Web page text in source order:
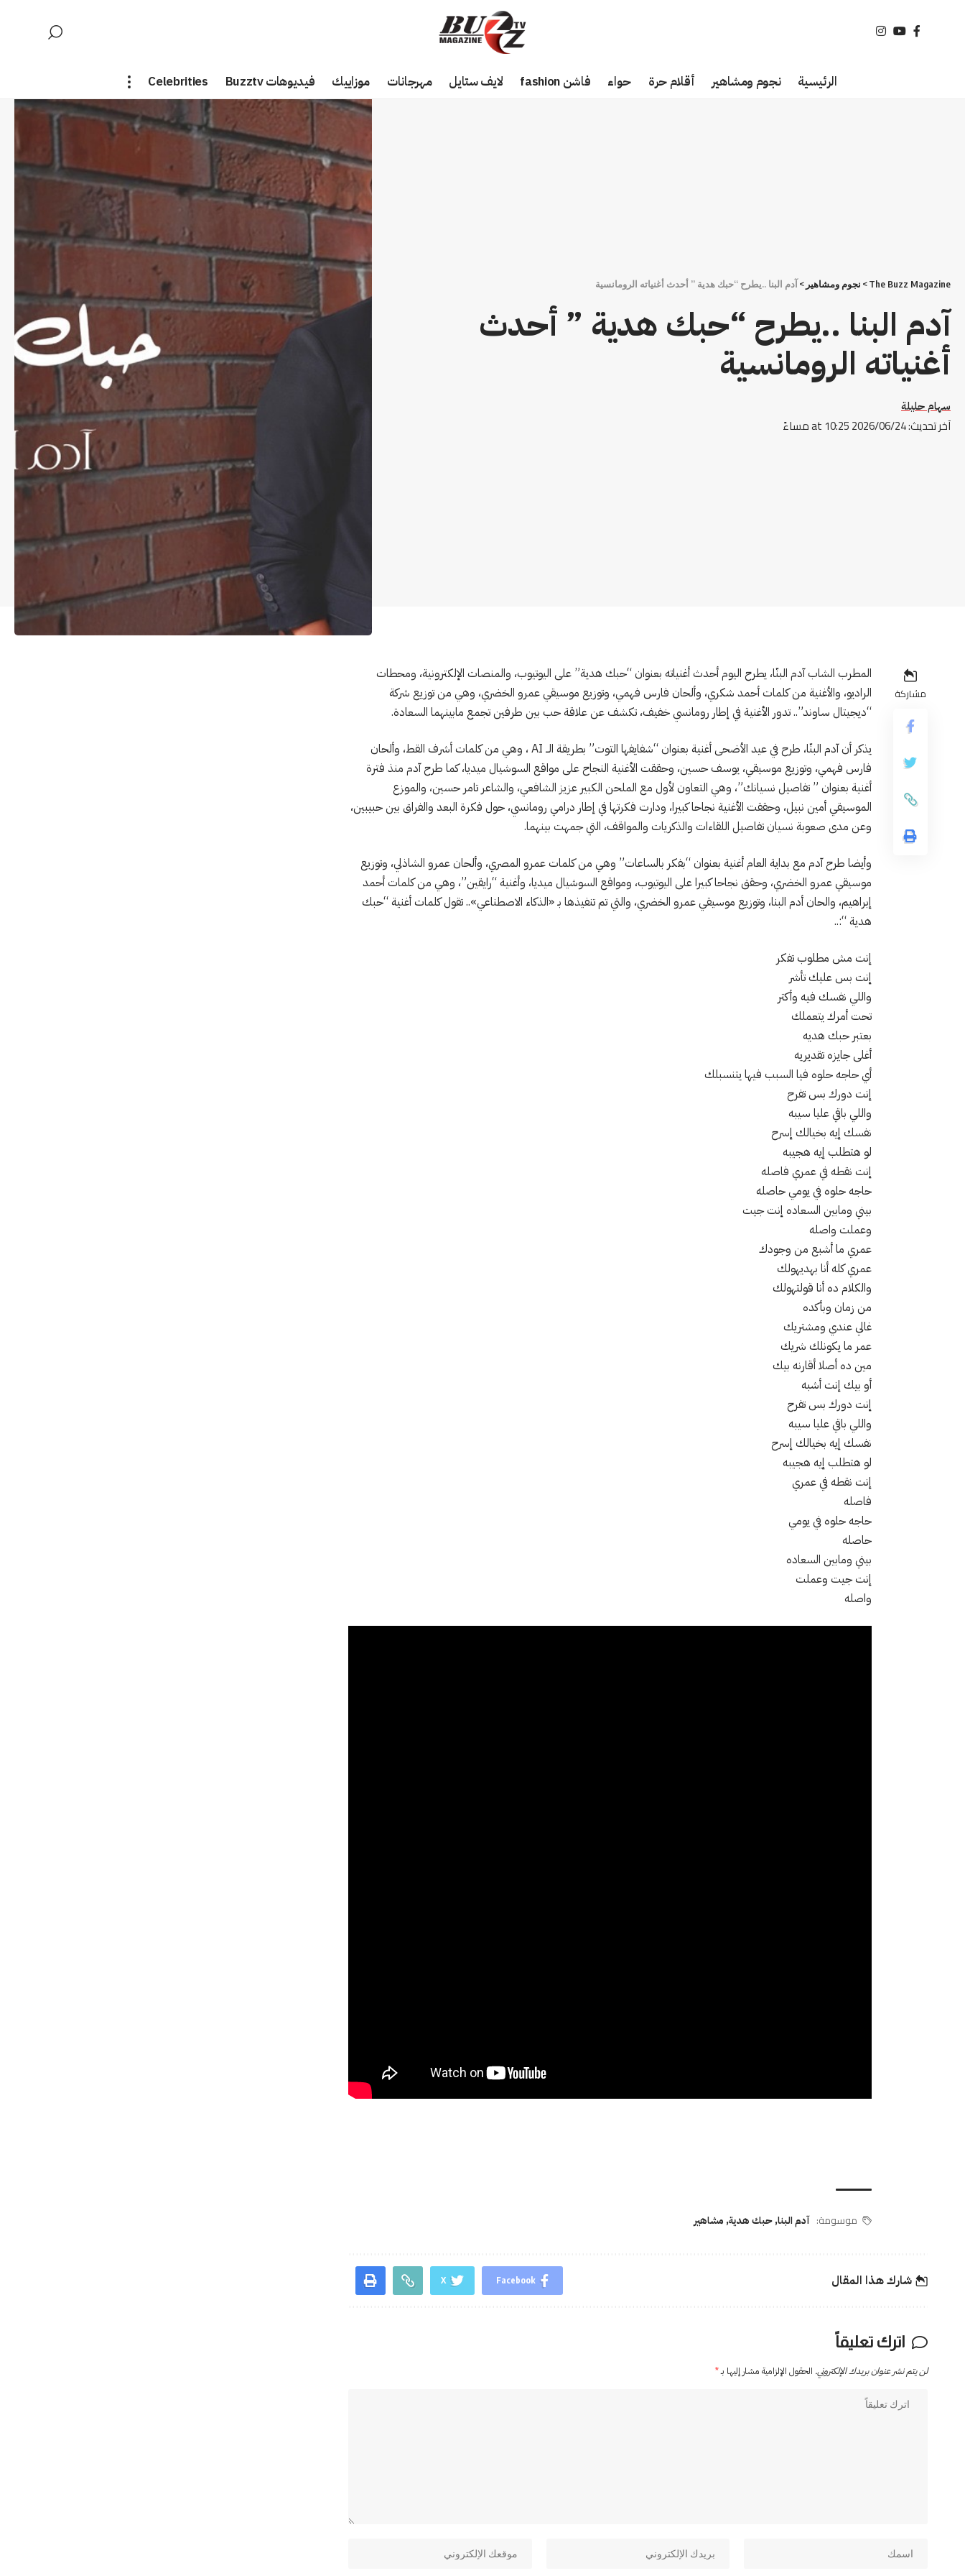
الرئيسية نجوم ومشاهير أقلام حرة حواء فاشن fashion لايف ستايل مهرجانات موزاييك فيديوهات Buzztv Celebrities
The Buzz Magazine
> نجوم ومشاهير > آدم البنا ..يطرح “حبك هدية ” أحدث أغنياته الرومانسية
آدم البنا ..يطرح “حبك هدية ” أحدث
أغنياته الرومانسية
آخر تحديث: 2026/06/24 at 10:25 مساءً
سهام حليلة
مشاركة
المطرب الشاب آدم البنّا، يطرح اليوم أحدث أغنياته بعنوان “حبك هدية” على اليوتيوب، والمنصات الإلكترونية، ومحطات
الراديو، والأغنية من كلمات أحمد شكري، وألحان فارس فهمي، وتوزيع موسيقي عمرو الخضري، وهي من توزيع شركة
“ديجيتال ساوند”.. تدور الأغنية في إطار رومانسي خفيف، تكشف عن علاقة حب بين طرفين تجمع مابينهما السعادة.
يذكر أن آدم البنّا، طرح في عيد الأضحى أغنية بعنوان “شفايفها التوت” بطريقة الــ AI ، وهي من كلمات أشرف القط، وألحان
فارس فهمي، وتوزيع موسيقي، يوسف حسين، وحققت الأغنية النجاح على مواقع السوشيال ميديا، كما طرح آدم منذ فترة
أغنية بعنوان ” تفاصيل نسيانك”، وهي التعاون لأول مع الملحن الكبير عزيز الشافعي، والشاعر تامر حسين، والموزع
الموسيقي أمين نبيل، وحققت الأغنية نجاحا كبيرا، ودارت فكرتها في إطار درامي رومانسي، حول فكرة البعد والفراق بين حبيبين،
وعن مدى صعوبة نسيان تفاصيل اللقاءات والذكريات والمواقف، التي جمهت بينهما.
وأيضا طرح آدم مع بداية العام أغنية بعنوان “بفكر بالساعات” وهي من كلمات عمرو المصري، وألحان عمرو الشاذلي، وتوزيع
موسيقي عمرو الخضري، وحقق نجاحا كبيرا على اليوتيوب، ومواقع السوشيال ميديا، وأغنية “رايقين”، وهي من كلمات أحمد
إبراهيم، والحان أدم البنا، وتوزيع موسيقي عمرو الخضري، والتي تم تنفيذها بـ «الذكاء الاصطناعي».. تقول كلمات أغنية “حبك
هدية “:..
إنت مش مطلوب تفكر
إنت بس عليك تأشر
واللي نفسك فيه وأكتر
تحت أمرك يتعملك
بعتبر حبك هديه
أغلى جايزه تقديريه
أي حاجه حلوه فيا السبب فيها يتنسبلك
إنت دورك بس تفرح
واللي باقي عليا سيبه
نفسك إيه بخيالك إسرح
لو هتطلب إيه هجيبه
إنت نقطه في عمري فاصله
حاجه حلوه في يومي حاصله
بيني ومابين السعاده إنت جيت
وعملت واصله
عمري ما أشبع من وجودك
عمري كله أنا بهديهولك
والكلام ده أنا قولتهولك
من زمان وبأكده
غالي عندي ومشتريك
عمر ما يكونلك شريك
مين ده أصلا أقارنه بيك
أو بيك إنت أشبه
إنت دورك بس تفرح
واللي باقي عليا سيبه
نفسك إيه بخيالك إسرح
لو هتطلب إيه هجيبه
إنت نقطه في عمري
فاصله
حاجه حلوه في يومي
حاصله
بيني ومابين السعاده
إنت جيت وعملت
واصله
موسومة: آدم البنا,حبك هدية,مشاهير
شارك هذا المقال Facebook
X
اترك تعليقاً
لن يتم نشر عنوان بريدك الإلكتروني. الحقول الإلزامية مشار إليها بـ*